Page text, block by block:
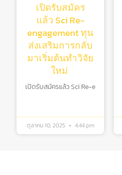
เปิดรับสมัคร
แล้ว Sci Re-
engagement ทุน
ส่งเสริมการกลับ
มาเริ่มต้นทําวิจัย
ใหม่
เปิดรับสมัครแล้ว Sci Re-e
ตุลาคม 10, 2025 4:44 pm